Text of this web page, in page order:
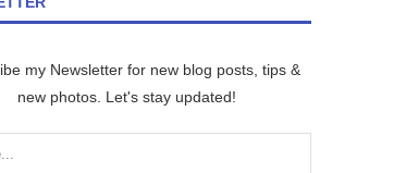
my Newsletter for new blog posts, tips &
new photos. Let's stay updated!